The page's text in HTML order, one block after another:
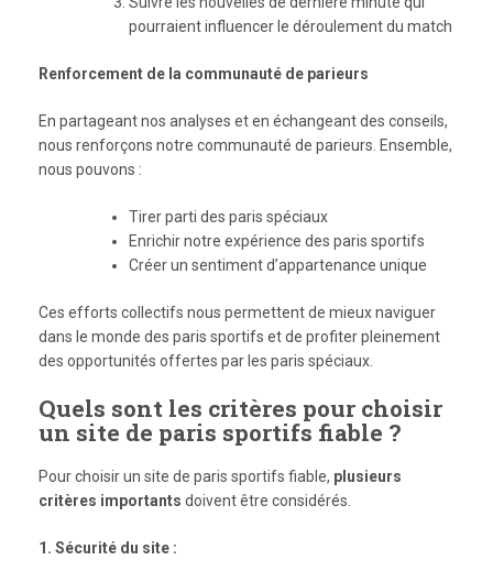
pourraient influencer le déroulement du match
Renforcement de la communauté de parieurs
En partageant nos analyses et en échangeant des conseils,
nous renforçons notre communauté de parieurs. Ensemble,
nous pouvons :
Tirer parti des paris spéciaux
Enrichir notre expérience des paris sportifs
Créer un sentiment d’appartenance unique
Ces efforts collectifs nous permettent de mieux naviguer
dans le monde des paris sportifs et de profiter pleinement
des opportunités offertes par les paris spéciaux.
Quels sont les critères pour choisir
un site de paris sportifs fiable ?
Pour choisir un site de paris sportifs fiable, plusieurs
critères importants doivent être considérés.
1. Sécurité du site :